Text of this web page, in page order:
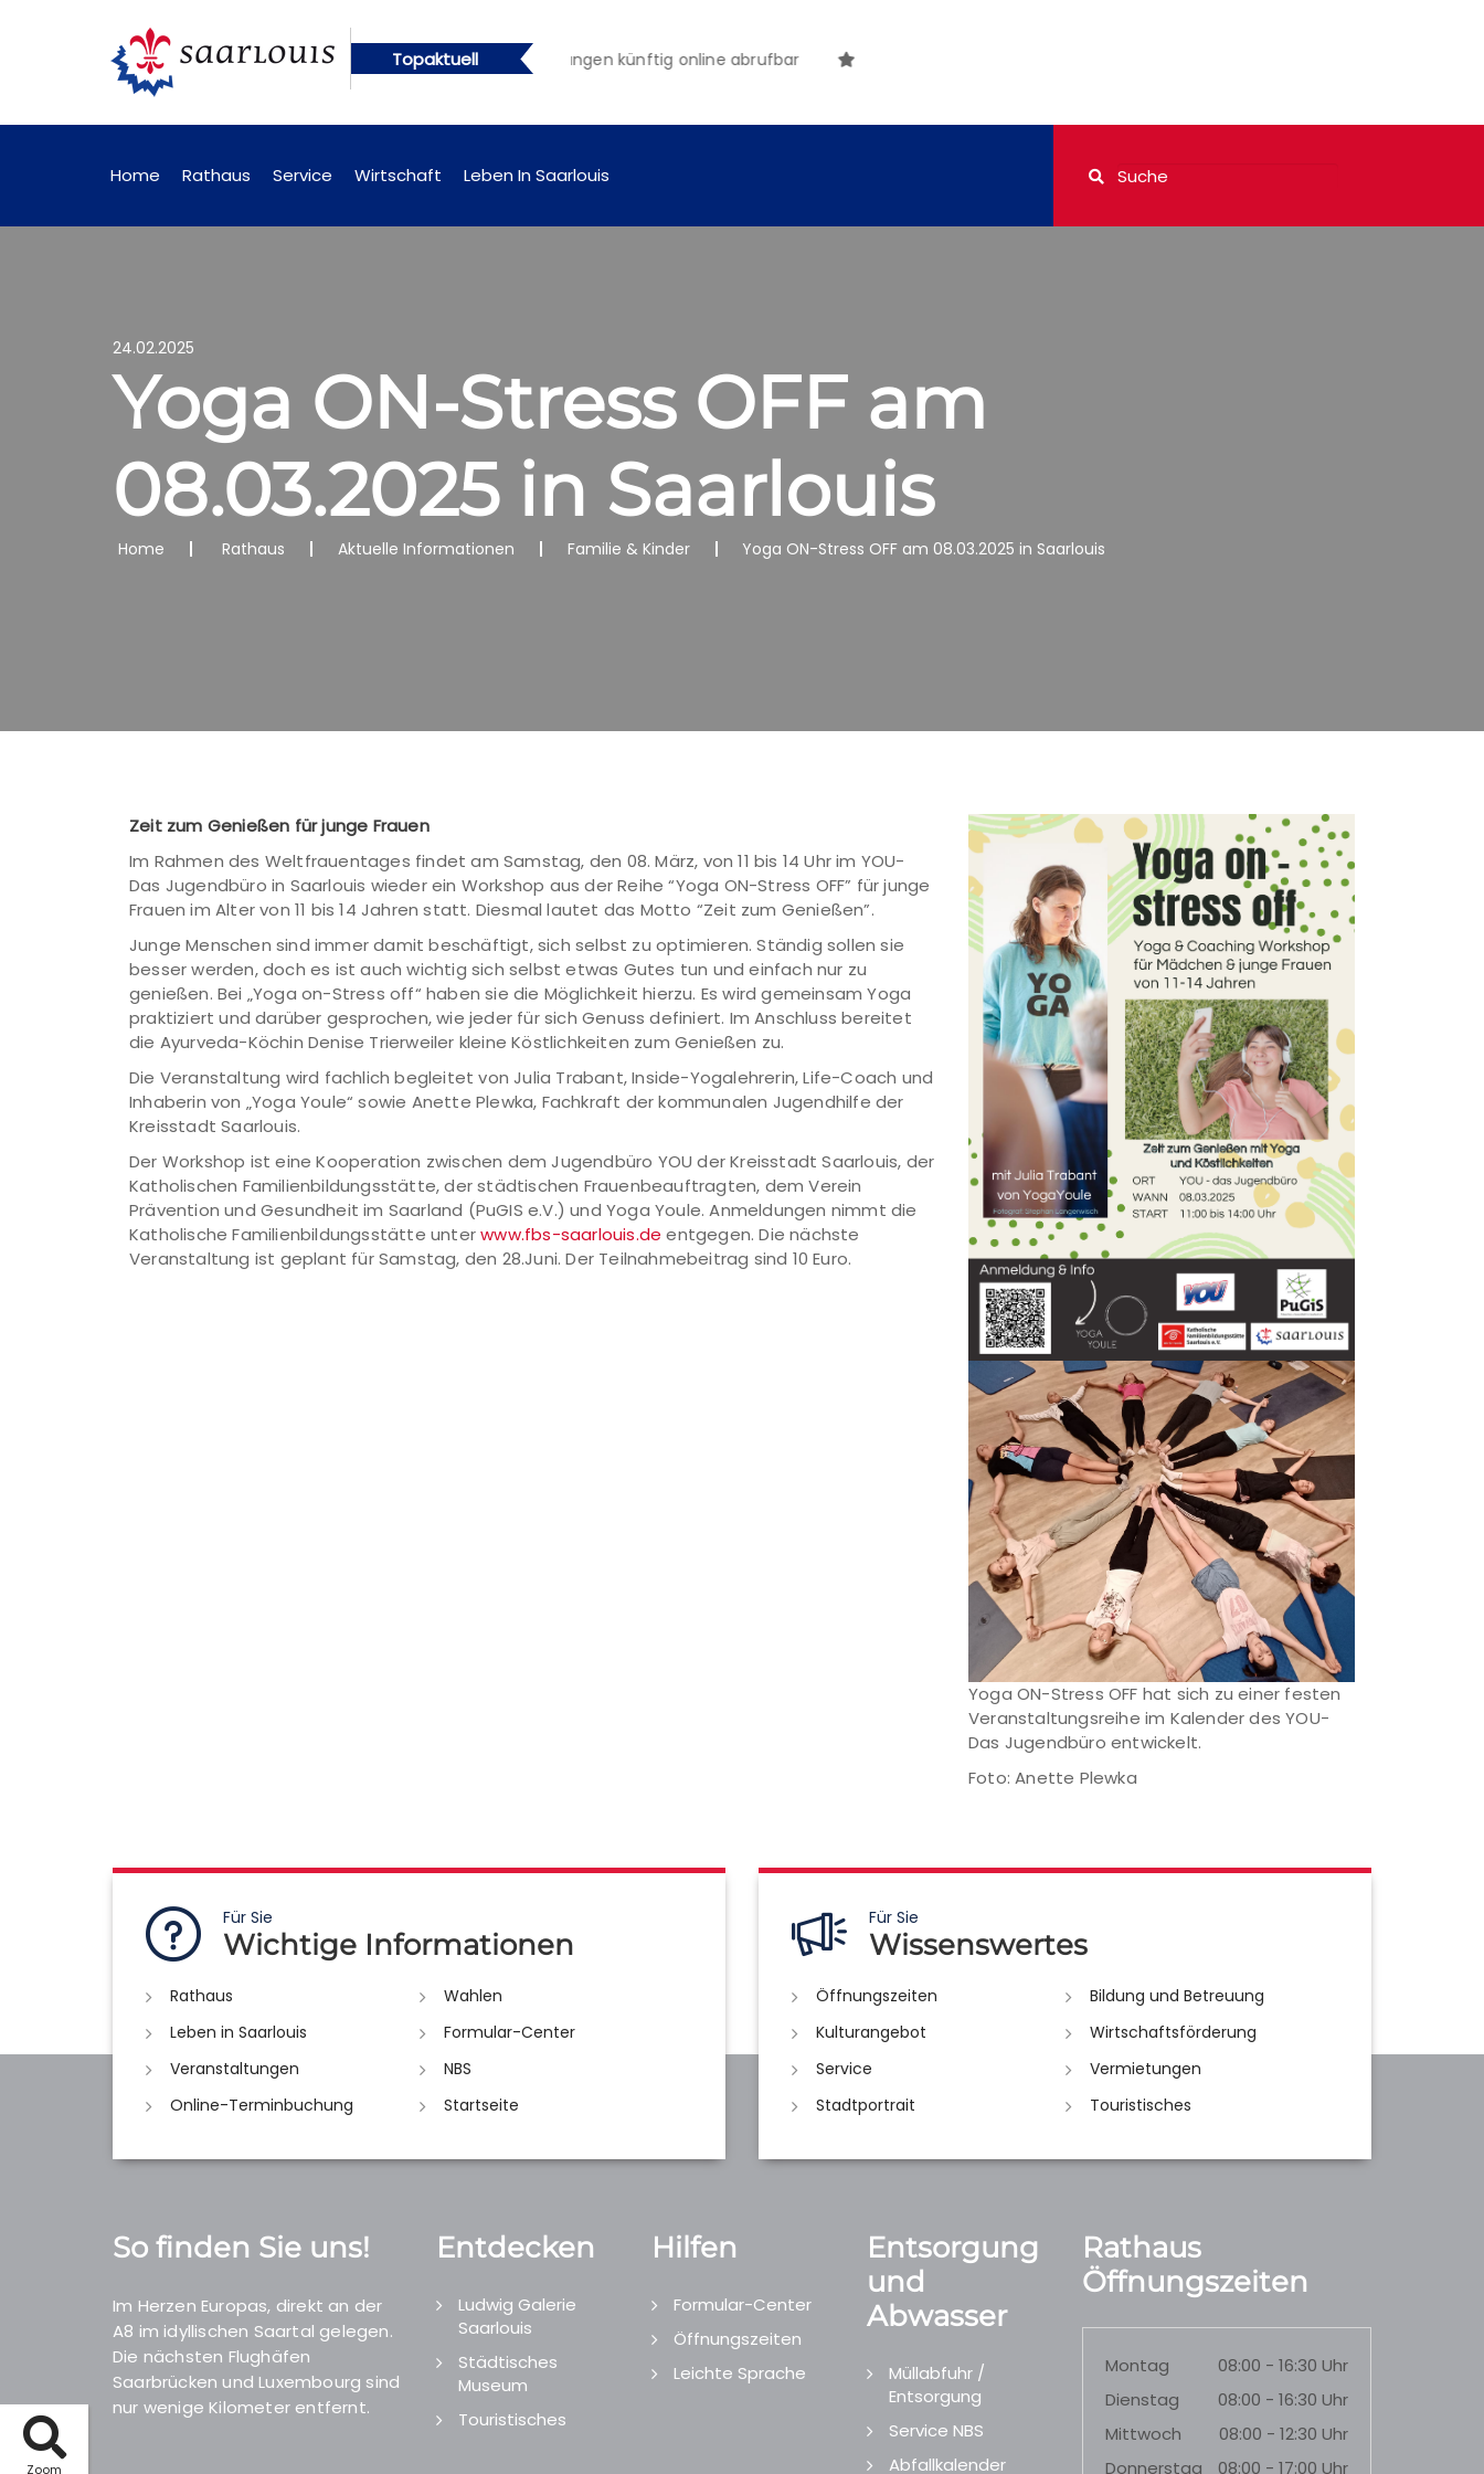
Zoom
Topaktuell
künftig online abrufbar Öffentliche Bekanntmachungen künftig online abrufbar
Home Rathaus Service Wirtschaft Leben In Saarlouis
24.02.2025
Yoga ON-Stress OFF am
08.03.2025 in Saarlouis
Home Rathaus Aktuelle Informationen Familie & Kinder Yoga ON-Stress OFF am 08.03.2025 in Saarlouis
Zeit zum Genießen für junge Frauen
Im Rahmen des Weltfrauentages findet am Samstag, den 08. März, von 11 bis 14 Uhr im YOU-
Das Jugendbüro in Saarlouis wieder ein Workshop aus der Reihe “Yoga ON-Stress OFF” für junge
Frauen im Alter von 11 bis 14 Jahren statt. Diesmal lautet das Motto “Zeit zum Genießen”.
Junge Menschen sind immer damit beschäftigt, sich selbst zu optimieren. Ständig sollen sie
besser werden, doch es ist auch wichtig sich selbst etwas Gutes tun und einfach nur zu
genießen. Bei „Yoga on-Stress off“ haben sie die Möglichkeit hierzu. Es wird gemeinsam Yoga
praktiziert und darüber gesprochen, wie jeder für sich Genuss definiert. Im Anschluss bereitet
die Ayurveda-Köchin Denise Trierweiler kleine Köstlichkeiten zum Genießen zu.
Die Veranstaltung wird fachlich begleitet von Julia Trabant, Inside-Yogalehrerin, Life-Coach und
Inhaberin von „Yoga Youle“ sowie Anette Plewka, Fachkraft der kommunalen Jugendhilfe der
Kreisstadt Saarlouis.
Der Workshop ist eine Kooperation zwischen dem Jugendbüro YOU der Kreisstadt Saarlouis, der
Katholischen Familienbildungsstätte, der städtischen Frauenbeauftragten, dem Verein
Prävention und Gesundheit im Saarland (PuGIS e.V.) und Yoga Youle. Anmeldungen nimmt die
Katholische Familienbildungsstätte unterwww.fbs-saarlouis.de entgegen. Die nächste
Veranstaltung ist geplant für Samstag, den 28.Juni. Der Teilnahmebeitrag sind 10 Euro.
Yoga ON-Stress OFF hat sich zu einer festen
Veranstaltungsreihe im Kalender des YOU-
Das Jugendbüro entwickelt.
Foto: Anette Plewka
Für Sie
Wichtige Informationen
Rathaus
Wahlen
Leben in Saarlouis
Formular-Center
Veranstaltungen
NBS
Online-Terminbuchung
Startseite
Für Sie
Wissenswertes
Öffnungszeiten
Bildung und Betreuung
Kulturangebot
Wirtschaftsförderung
Service
Vermietungen
Stadtportrait
Touristisches
So finden Sie uns!
Im Herzen Europas, direkt an der
A8 im idyllischen Saartal gelegen.
Die nächsten Flughäfen
Saarbrücken und Luxembourg sind
nur wenige Kilometer entfernt.
Entdecken
Ludwig Galerie
Saarlouis
Städtisches
Museum
Touristisches
Hilfen
Formular-Center
Öffnungszeiten
Leichte Sprache
Entsorgung
und
Abwasser
Müllabfuhr /
Entsorgung
Service NBS
Abfallkalender
Rathaus
Öffnungszeiten
Montag
08:00 - 16:30 Uhr
Dienstag
08:00 - 16:30 Uhr
Mittwoch
08:00 - 12:30 Uhr
Donnerstag
08:00 - 17:00 Uhr